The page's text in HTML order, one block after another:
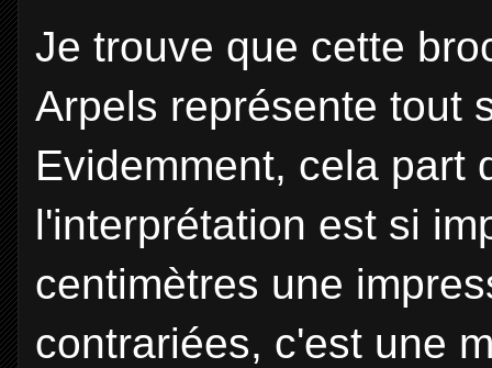
Je trouve que cette
Arpels représente tout
Evidemment, cela part
l'interprétation est si
centimètres une
contrariées, c'est une